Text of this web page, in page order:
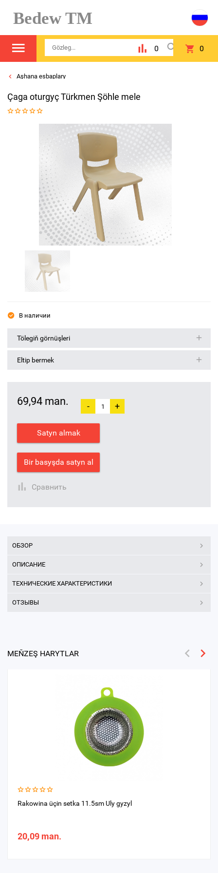
Bedew TM
0 0
Aşhana esbaplary
Çaga oturgyç Türkmen Şöhle mele
В наличии
Tölegiň görnüşleri
Eltip bermek
69,94 man. - +
Satyn almak
Bir basyşda satyn al
Сравнить
ОБЗОР
ОПИСАНИЕ
ТЕХНИЧЕСКИЕ ХАРАКТЕРИСТИКИ
ОТЗЫВЫ
MEŇZEŞ HARYTLAR
Rakowina üçin setka 11.5sm Uly gyzyl
20,09 man.